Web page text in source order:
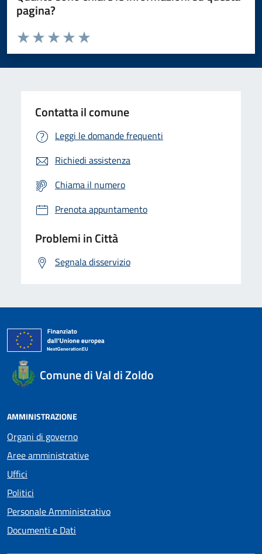
pagina?
Domanda
Valuta da 1 a 5 stelle la pagina
Valuta 5 stelle su 5
Valuta 4 stelle su 5
Valuta 3 stelle su 5
Valuta 2 stelle su 5
Valuta 1 stelle su 5
Contatta il comune
Leggi le domande frequenti
Richiedi assistenza
Chiama il numero
Prenota appuntamento
Problemi in Città
Segnala disservizio
Comune di Val di Zoldo
AMMINISTRAZIONE
Organi di governo
Aree amministrative
Uffici
Politici
Personale Amministrativo
Documenti e Dati